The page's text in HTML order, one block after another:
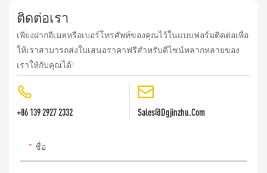
ติดต่อเรา
เพียงฝากอีเมลหรือเบอร์โทรศัพท์ของคุณไว้ในแบบฟอร์มติดต่อเพื่อ
ให้เราสามารถส่งใบเสนอราคาฟรีสำหรับดีไซน์หลากหลายของ
เราให้กับคุณได้!
+86 139 2927 2332 Sales@dgjinzhu.com
ชื่อ